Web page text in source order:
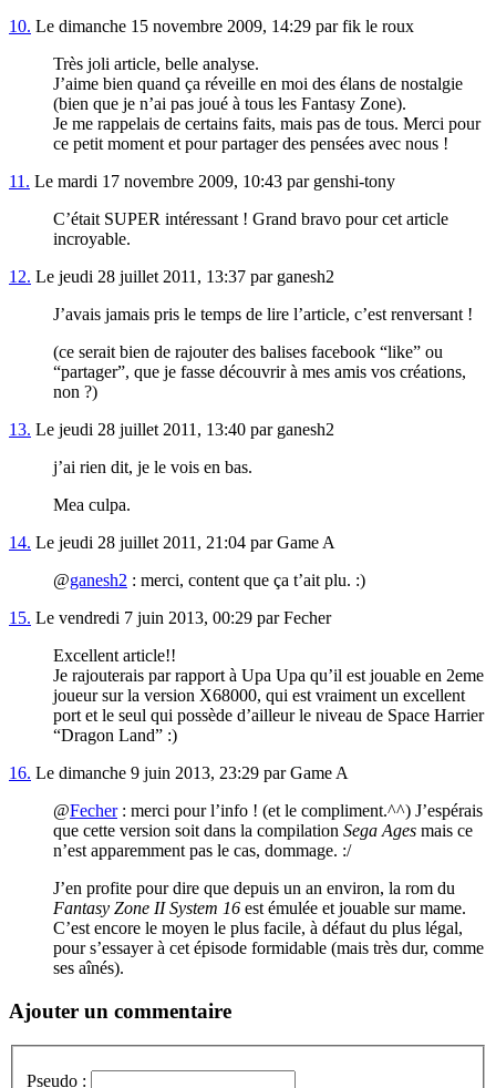
10. Le dimanche 15 novembre 2009, 14:29 par fik le roux
Très joli article, belle analyse.
J’aime bien quand ça réveille en moi des élans de nostalgie
(bien que je n’ai pas joué à tous les Fantasy Zone).
Je me rappelais de certains faits, mais pas de tous. Merci pour
ce petit moment et pour partager des pensées avec nous !
11. Le mardi 17 novembre 2009, 10:43 par genshi-tony
C’était SUPER intéressant ! Grand bravo pour cet article
incroyable.
12. Le jeudi 28 juillet 2011, 13:37 par ganesh2
J’avais jamais pris le temps de lire l’article, c’est renversant !
(ce serait bien de rajouter des balises facebook “like” ou
“partager”, que je fasse découvrir à mes amis vos créations,
non ?)
13. Le jeudi 28 juillet 2011, 13:40 par ganesh2
j’ai rien dit, je le vois en bas.
Mea culpa.
14. Le jeudi 28 juillet 2011, 21:04 par Game A
@ganesh2 : merci, content que ça t’ait plu. :)
15. Le vendredi 7 juin 2013, 00:29 par Fecher
Excellent article!!
Je rajouterais par rapport à Upa Upa qu’il est jouable en 2eme
joueur sur la version X68000, qui est vraiment un excellent
port et le seul qui possède d’ailleur le niveau de Space Harrier
“Dragon Land” :)
16. Le dimanche 9 juin 2013, 23:29 par Game A
@Fecher: merci pour l’info ! (et le compliment.^^) J’espérais
que cette version soit dans la compilation Sega Ages mais ce
n’est apparemment pas le cas, dommage. :/
J’en profite pour dire que depuis un an environ, la rom du
Fantasy Zone II System 16 est émulée et jouable sur mame.
C’est encore le moyen le plus facile, à défaut du plus légal,
pour s’essayer à cet épisode formidable (mais très dur, comme
ses aînés).
Ajouter un commentaire
Pseudo :